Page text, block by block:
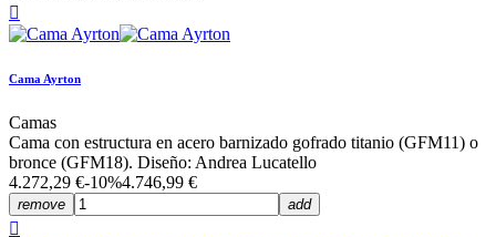

Cama Ayrton
Camas
Cama con estructura en acero barnizado gofrado titanio (GFM11) o
bronce (GFM18). Diseño: Andrea Lucatello
4.272,29 €-10%4.746,99 €
remove add
